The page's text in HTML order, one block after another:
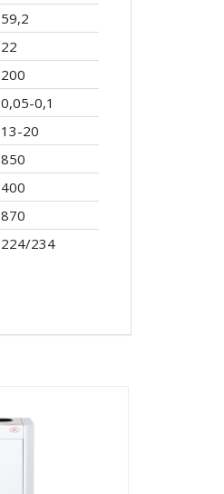
59,2
22
200
0,05-0,1
13-20
850
400
870
224/234